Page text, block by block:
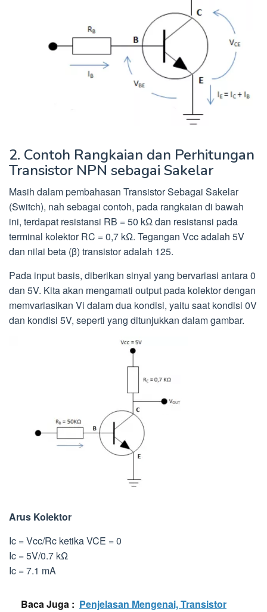
2. Contoh Rangkaian dan Perhitungan
Transistor NPN sebagai Sakelar
Masih dalam pembahasan Transistor Sebagai Sakelar
(Switch), nah sebagai contoh, pada rangkaian di bawah
ini, terdapat resistansi RB = 50 kΩ dan resistansi pada
terminal kolektor RC = 0,7 kΩ. Tegangan Vcc adalah 5V
dan nilai beta (β) transistor adalah 125.
Pada input basis, diberikan sinyal yang bervariasi antara 0
dan 5V. Kita akan mengamati output pada kolektor dengan
memvariasikan Vi dalam dua kondisi, yaitu saat kondisi 0V
dan kondisi 5V, seperti yang ditunjukkan dalam gambar.
Arus Kolektor
Ic = Vcc/Rc ketika VCE = 0
Ic = 5V/0.7 kΩ
Ic = 7.1 mA
Baca Juga : Penjelasan Mengenai, Transistor